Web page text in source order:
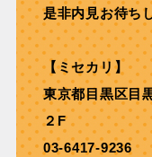
是非内見お待ち
【ミセカリ】
東京都目黒区目
２F
03-6417-9236